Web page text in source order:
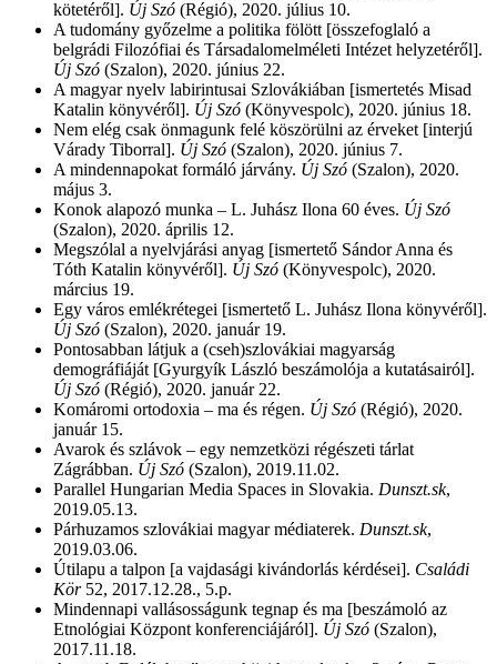
kötetéről]. Új Szó (Régió), 2020. július 10.
A tudomány győzelme a politika fölött [összefoglaló a
belgrádi Filozófiai és Társadalomelméleti Intézet helyzetéről].
Új Szó (Szalon), 2020. június 22.
A magyar nyelv labirintusai Szlovákiában [ismertetés Misad
Katalin könyvéről]. Új Szó (Könyvespolc), 2020. június 18.
Nem elég csak önmagunk felé köszörülni az érveket [interjú
Várady Tiborral]. Új Szó (Szalon), 2020. június 7.
A mindennapokat formáló járvány. Új Szó (Szalon), 2020.
május 3.
Konok alapozó munka – L. Juhász Ilona 60 éves. Új Szó
(Szalon), 2020. április 12.
Megszólal a nyelvjárási anyag [ismertető Sándor Anna és
Tóth Katalin könyvéről]. Új Szó (Könyvespolc), 2020.
március 19.
Egy város emlékrétegei [ismertető L. Juhász Ilona könyvéről].
Új Szó (Szalon), 2020. január 19.
Pontosabban látjuk a (cseh)szlovákiai magyarság
demográfiáját [Gyurgyík László beszámolója a kutatásairól].
Új Szó (Régió), 2020. január 22.
Komáromi ortodoxia – ma és régen. Új Szó (Régió), 2020.
január 15.
Avarok és szlávok – egy nemzetközi régészeti tárlat
Zágrábban. Új Szó (Szalon), 2019.11.02.
Parallel Hungarian Media Spaces in Slovakia. Dunszt.sk,
2019.05.13.
Párhuzamos szlovákiai magyar médiaterek. Dunszt.sk,
2019.03.06.
Útilapu a talpon [a vajdasági kivándorlás kérdései]. Családi
Kör 52, 2017.12.28., 5.p.
Mindennapi vallásosságunk tegnap és ma [beszámoló az
Etnológiai Központ konferenciájáról]. Új Szó (Szalon),
2017.11.18.